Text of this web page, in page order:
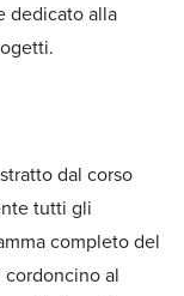
dedicato alla
dal corso
tutti gli
completo del
al